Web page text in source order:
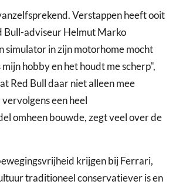
Verstappen heeft ooit
Bull-adviseur Helmut Marko
simulator in zijn motorhome mocht
hobby en het houdt me scherp",
Red Bull daar niet alleen mee
een heel
omheen bouwde, zegt veel over de
krijgen bij Ferrari,
traditioneel conservatiever is en